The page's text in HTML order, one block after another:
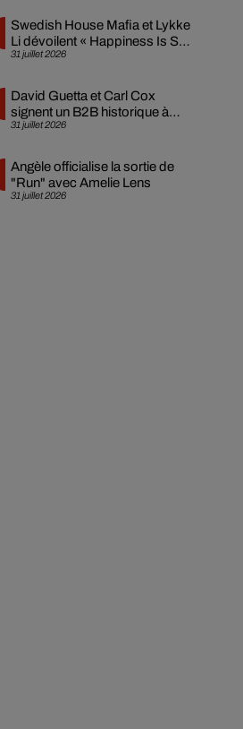
31 juillet 2026
Swedish House Mafia et Lykke
Li dévoilent « Happiness Is So
Sad »
31 juillet 2026
David Guetta et Carl Cox
signent un B2B historique à
Ibiza
31 juillet 2026
Angèle officialise la sortie de
"Run" avec Amelie Lens